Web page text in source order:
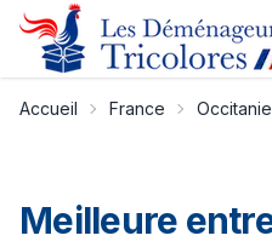
Accueil France Occitanie
Meilleure